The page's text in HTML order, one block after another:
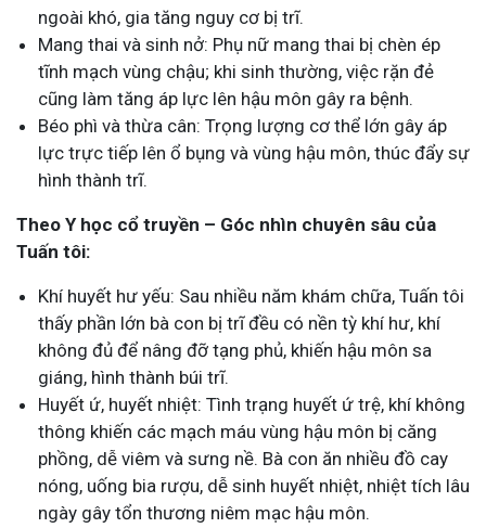
ngoài khó, gia tăng nguy cơ bị trĩ.
Mang thai và sinh nở: Phụ nữ mang thai bị chèn ép
tĩnh mạch vùng chậu; khi sinh thường, việc rặn đẻ
cũng làm tăng áp lực lên hậu môn gây ra bệnh.
Béo phì và thừa cân: Trọng lượng cơ thể lớn gây áp
lực trực tiếp lên ổ bụng và vùng hậu môn, thúc đẩy sự
hình thành trĩ.
Theo Y học cổ truyền – Góc nhìn chuyên sâu của
Tuấn tôi:
Khí huyết hư yếu: Sau nhiều năm khám chữa, Tuấn tôi
thấy phần lớn bà con bị trĩ đều có nền tỳ khí hư, khí
không đủ để nâng đỡ tạng phủ, khiến hậu môn sa
giáng, hình thành búi trĩ.
Huyết ứ, huyết nhiệt: Tình trạng huyết ứ trệ, khí không
thông khiến các mạch máu vùng hậu môn bị căng
phồng, dễ viêm và sưng nề. Bà con ăn nhiều đồ cay
nóng, uống bia rượu, dễ sinh huyết nhiệt, nhiệt tích lâu
ngày gây tổn thương niêm mạc hậu môn.